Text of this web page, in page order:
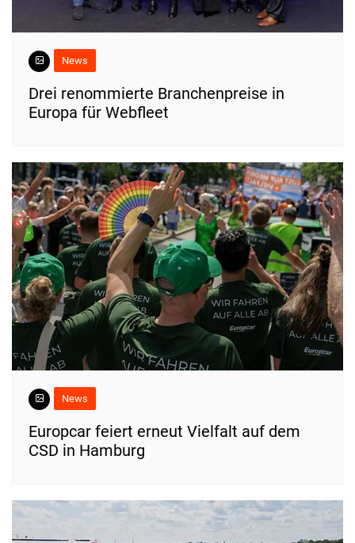
News
Drei renommierte Branchenpreise in
Europa für Webfleet
News
Europcar feiert erneut Vielfalt auf dem
CSD in Hamburg